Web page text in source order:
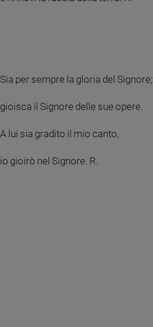
Sia per sempre la gloria del Signore;
gioisca il Signore delle sue opere.
A lui sia gradito il mio canto,
io gioirò nel Signore. R.